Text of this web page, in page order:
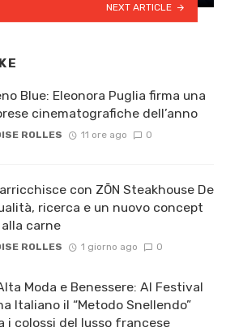
NEXT ARTICLE
Blue: Eleonora Puglia firma una
cinematografiche dell’anno
ROLLES 11 ore ago 0
con ZŌN Steakhouse De
ricerca e un nuovo concept
carne
ROLLES 1 giorno ago 0
Moda e Benessere: Al Festival
Italiano il “Metodo Snellendo”
i colossi del lusso francese